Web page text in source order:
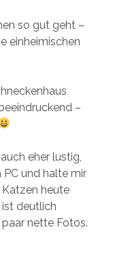
so gut geht –
einheimischen
–
eher lustig,
und halte mir
heute
ist deutlich
nette Fotos.